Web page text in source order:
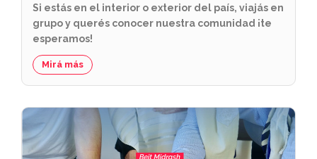
Si estás en el interior o exterior del país, viajás en
grupo y querés conocer nuestra comunidad ¡te
esperamos!
Mirá más